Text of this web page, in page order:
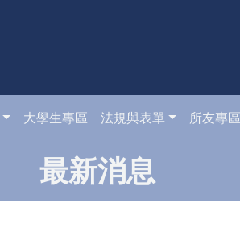
大學生專區 法規與表單 所友專區
最新消息